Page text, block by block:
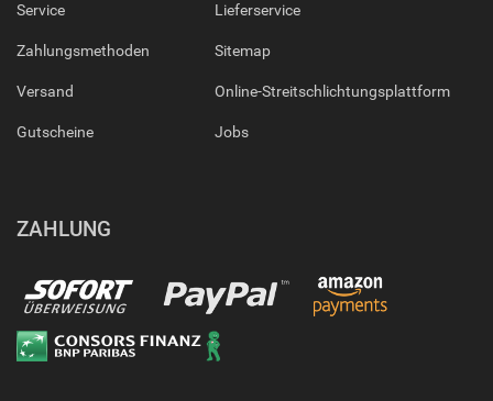
Service
Zahlungsmethoden
Versand
Gutscheine
Lieferservice
Sitemap
Online-Streitschlichtungsplattform
Jobs
ZAHLUNG